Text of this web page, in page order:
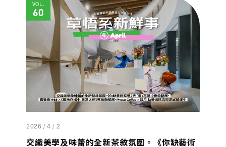
VOL.
60
2026 / 4 / 2
交織美學及味蕾的全新茶敘氛圍。《你缺藝術